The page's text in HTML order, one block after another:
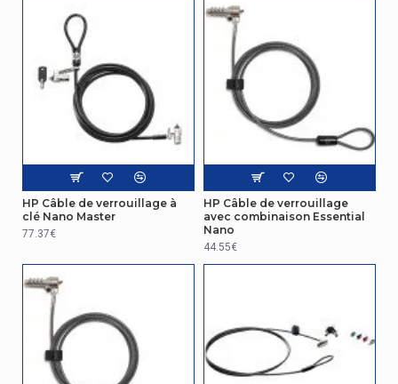
HP Câble de verrouillage à
clé Nano Master
77.37€
HP Câble de verrouillage
avec combinaison Essential
Nano
44.55€